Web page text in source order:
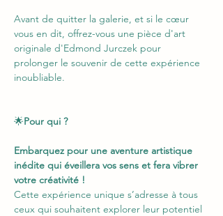
Avant de quitter la galerie, et si le cœur
vous en dit, offrez-vous une pièce d'art
originale d'Edmond Jurczek pour
prolonger le souvenir de cette expérience
inoubliable.
🌟Pour qui ?
Embarquez pour une aventure artistique
inédite qui éveillera vos sens et fera vibrer
votre créativité !
Cette expérience unique s’adresse à tous
ceux qui souhaitent explorer leur potentiel